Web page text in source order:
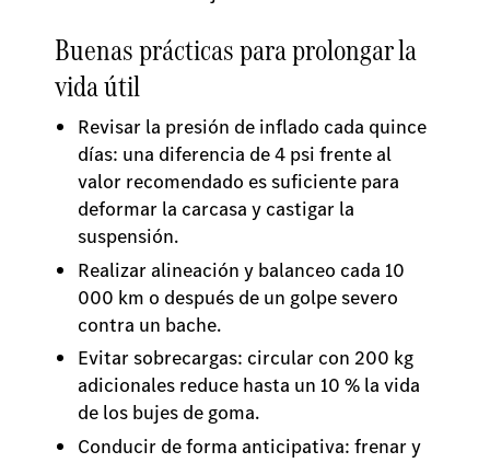
Buenas prácticas para prolongar la
vida útil
Revisar la presión de inflado cada quince
días: una diferencia de 4 psi frente al
valor recomendado es suficiente para
deformar la carcasa y castigar la
suspensión.
Realizar alineación y balanceo cada 10
000 km o después de un golpe severo
contra un bache.
Evitar sobrecargas: circular con 200 kg
adicionales reduce hasta un 10 % la vida
de los bujes de goma.
Conducir de forma anticipativa: frenar y